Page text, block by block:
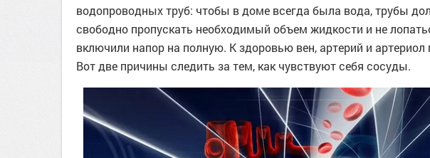
водопроводных труб: чтобы в доме всегда была вода, трубы
свободно пропускать необходимый объем жидкости и не
включили напор на полную. К здоровью вен, артерий и
Вот две причины следить за тем, как чувствуют себя сосуды.